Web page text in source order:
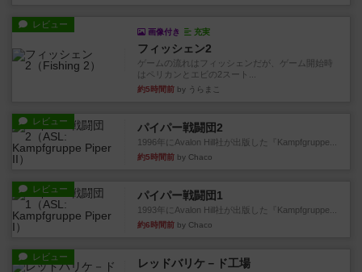
レビュー
画像付き 充実
フィッシェン2
ゲームの流れはフィッシェンだが、ゲーム開始時
はペリカンとエビの2スート...
約5時間前 by うらまこ
レビュー パイパー戦闘団2
1996年にAvalon Hill社が出版した『Kampfgruppe...
約5時間前 by Chaco
レビュー パイパー戦闘団1
1993年にAvalon Hill社が出版した『Kampfgruppe...
約6時間前 by Chaco
レビュー レッドバリケ－ド工場